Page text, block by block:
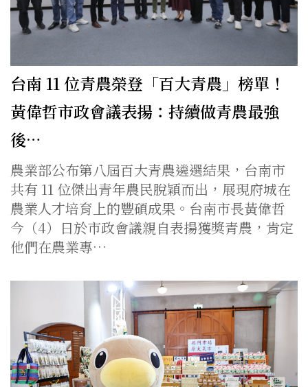
台南 11 位青農榮登「百大青農」榜單！
黃偉哲市政會議表揚：持續做青農最強
後…
農業部公布第八屆百大青農遴選結果，台南市
共有 11 位傑出青年農民脫穎而出，展現府城在
農業人才培育上的豐碩成果。台南市長黃偉哲
今（4）日於市政會議親自表揚獲獎青農，肯定
他們在農業專…